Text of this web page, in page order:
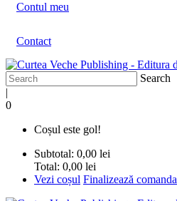
Contul meu
Contact
Search
|
0
Coșul este gol!
Subtotal: 0,00 lei
Total: 0,00 lei
Vezi coșul Finalizează comanda